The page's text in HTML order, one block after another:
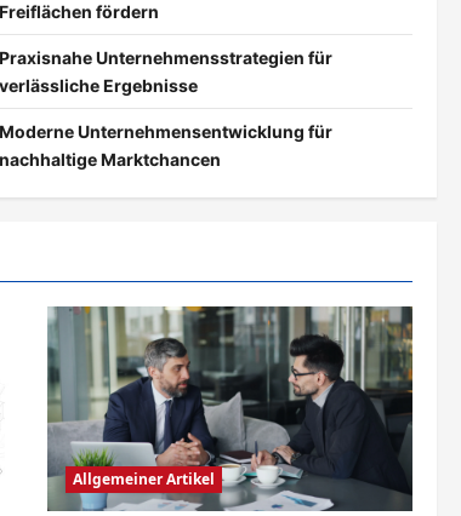
Freiflächen fördern
Praxisnahe Unternehmensstrategien für
verlässliche Ergebnisse
Moderne Unternehmensentwicklung für
nachhaltige Marktchancen
Allgemeiner Artikel